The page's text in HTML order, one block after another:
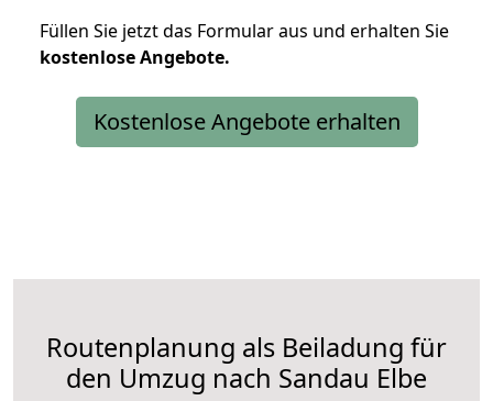
Füllen Sie jetzt das Formular aus und erhalten Sie
kostenloseAngebote.
Kostenlose Angebote erhalten
Routenplanung als Beiladung für
den Umzug nach Sandau Elbe